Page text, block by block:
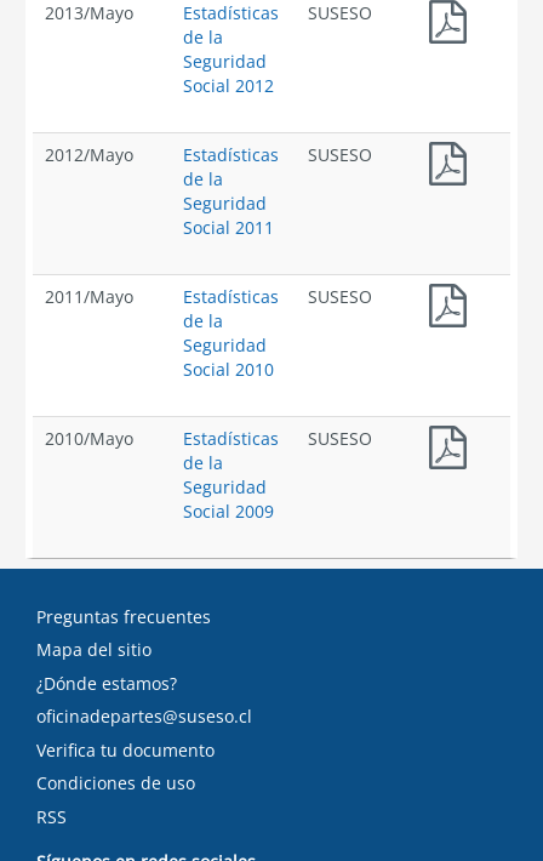
2013/Mayo
Estadísticas
de la
Seguridad
Social 2012
SUSESO
2012/Mayo
Estadísticas
de la
Seguridad
Social 2011
SUSESO
2011/Mayo
Estadísticas
de la
Seguridad
Social 2010
SUSESO
2010/Mayo
Estadísticas
de la
Seguridad
Social 2009
SUSESO
Preguntas frecuentes
Mapa del sitio
¿Dónde estamos?
oficinadepartes@suseso.cl
Verifica tu documento
Condiciones de uso
RSS